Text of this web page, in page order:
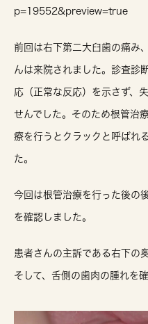
p=19552&preview=true
前回は右下第二大臼歯の痛み
んは来院されました。診査診
応（正常な反応）を示さず、
せんでした。そのため根管治
療を行うとクラックと呼ばれ
た。
今回は根管治療を行った後の
を確認しました。
患者さんの主訴である右下の
そして、舌側の歯肉の腫れを